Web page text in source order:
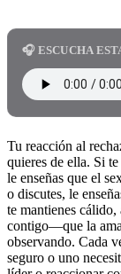
🎧 ESCUCHA
Tu reacción al
quieres de ella. Si
le enseñas que el
o discutes, le
te mantienes cálido,
contigo—que la
observando. Cada
seguro o uno